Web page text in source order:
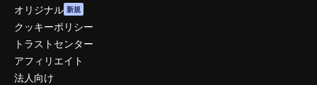
オリジナル 新規
クッキーポリシー
トラストセンター
アフィリエイト
法人向け